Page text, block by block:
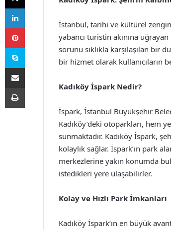
İstanbul, tarihi ve kültürel
yabancı turistin akınına
sorunu sıklıkla karşılaşılan bir
bir hizmet olarak kullanıcıların
Kadıköy İspark Nedir?
İspark, İstanbul Büyükşehir
Kadıköy’deki otoparkları, hem
sunmaktadır. Kadıköy İspark,
kolaylık sağlar. İspark’ın park
merkezlerine yakın konumda
istedikleri yere ulaşabilirler.
Kolay ve Hızlı Park İmkanları
Kadıköy İspark’ın en büyük
LinkedIn
Pinterest
Skype
E-Posta ile paylaş